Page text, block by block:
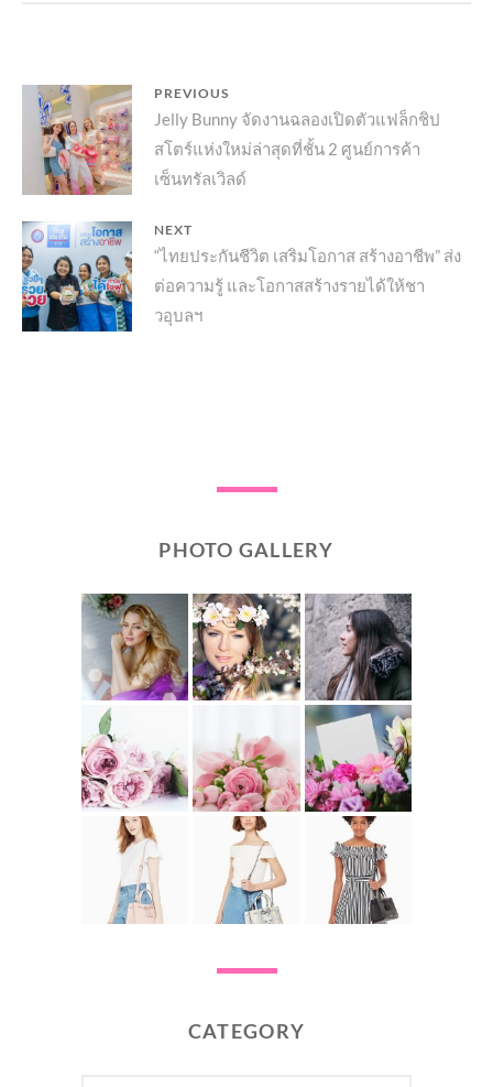
แนะแนว
เรื่อง
PREVIOUS
Previous
post:
Jelly Bunny จัดงานฉลองเปิดตัวแฟล็กชิป
สโตร์แห่งใหม่ล่าสุดที่ชั้น 2 ศูนย์การค้า
เซ็นทรัลเวิลด์
NEXT
Next
post:
“ไทยประกันชีวิต เสริมโอกาส สร้างอาชีพ” ส่ง
ต่อความรู้ และโอกาสสร้างรายได้ให้ชา
วอุบลฯ
PHOTO GALLERY
CATEGORY